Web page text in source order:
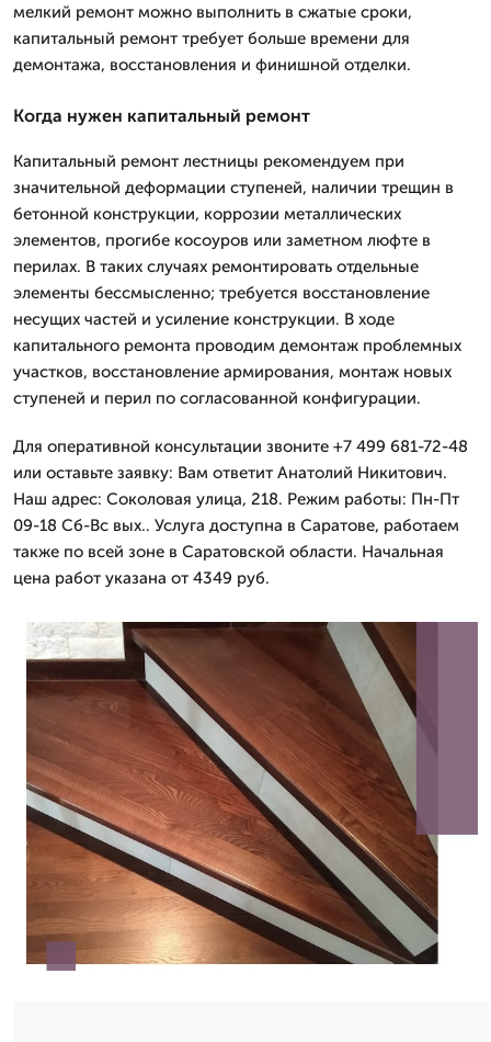
мелкий ремонт можно выполнить в сжатые сроки,
капитальный ремонт требует больше времени для
демонтажа, восстановления и финишной отделки.
Когда нужен капитальный ремонт
Капитальный ремонт лестницы рекомендуем при
значительной деформации ступеней, наличии трещин в
бетонной конструкции, коррозии металлических
элементов, прогибе косоуров или заметном люфте в
перилах. В таких случаях ремонтировать отдельные
элементы бессмысленно; требуется восстановление
несущих частей и усиление конструкции. В ходе
капитального ремонта проводим демонтаж проблемных
участков, восстановление армирования, монтаж новых
ступеней и перил по согласованной конфигурации.
Для оперативной консультации звоните +7 499 681-72-48
или оставьте заявку: Вам ответит Анатолий Никитович.
Наш адрес: Соколовая улица, 218. Режим работы: Пн-Пт
09-18 Сб-Вс вых.. Услуга доступна в Саратове, работаем
также по всей зоне в Саратовской области. Начальная
цена работ указана от 4349 руб.